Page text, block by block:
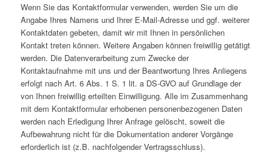
Wenn Sie das Kontaktformular verwenden, werden Sie um die
Angabe Ihres Namens und Ihrer E-Mail-Adresse und ggf. weiterer
Kontaktdaten gebeten, damit wir mit Ihnen in persönlichen
Kontakt treten können. Weitere Angaben können freiwillig getätigt
werden. Die Datenverarbeitung zum Zwecke der
Kontaktaufnahme mit uns und der Beantwortung Ihres Anliegens
erfolgt nach Art. 6 Abs. 1 S. 1 lit. a DS-GVO auf Grundlage der
von Ihnen freiwillig erteilten Einwilligung. Alle im Zusammenhang
mit dem Kontaktformular erhobenen personenbezogenen Daten
werden nach Erledigung Ihrer Anfrage gelöscht, soweit die
Aufbewahrung nicht für die Dokumentation anderer Vorgänge
erforderlich ist (z.B. nachfolgender Vertragsschluss).